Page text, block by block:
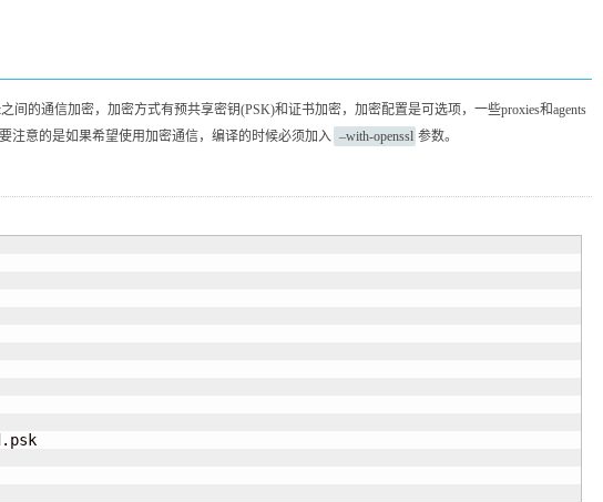
间的通信加密，加密方式有预共享密钥(PSK)和证书加密，加密配置是可选项，一些proxies和agents
注意的是如果希望使用加密通信，编译的时候必须加入 –with-openssl 参数。